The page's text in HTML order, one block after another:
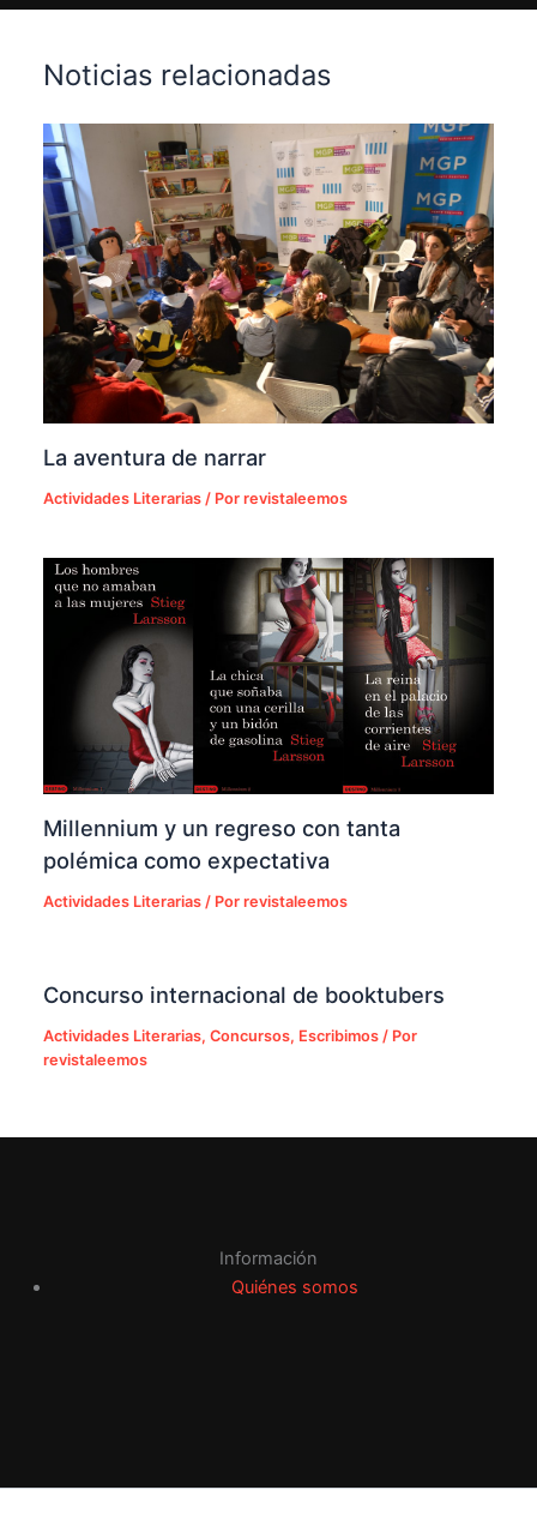
Noticias relacionadas
La aventura de narrar
Actividades Literarias / Porrevistaleemos
Millennium y un regreso con tanta
polémica como expectativa
Actividades Literarias / Porrevistaleemos
Concurso internacional de booktubers
Actividades Literarias,Concursos, Escribimos / Por
revistaleemos
Información
Quiénes somos